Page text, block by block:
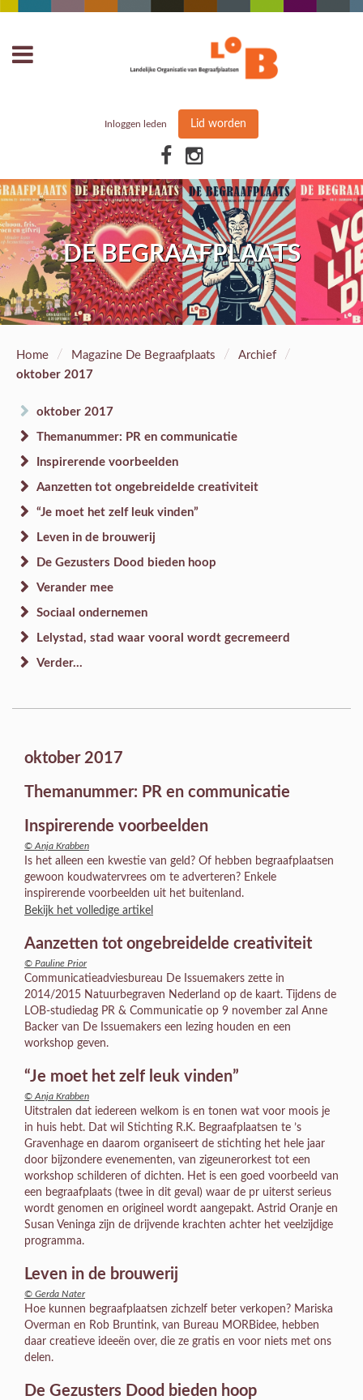
Inloggen leden Lid worden
DE BEGRAAFPLAATS
Home / Magazine De Begraafplaats / Archief /
oktober 2017
oktober 2017
Themanummer: PR en communicatie
Inspirerende voorbeelden
Aanzetten tot ongebreidelde creativiteit
“Je moet het zelf leuk vinden”
Leven in de brouwerij
De Gezusters Dood bieden hoop
Verander mee
Sociaal ondernemen
Lelystad, stad waar vooral wordt gecremeerd
Verder...
oktober 2017
Themanummer: PR en communicatie
Inspirerende voorbeelden
© Anja Krabben
Is het alleen een kwestie van geld? Of hebben begraafplaatsen
gewoon koudwatervrees om te adverteren? Enkele
inspirerende voorbeelden uit het buitenland.
Bekijk het volledige artikel
Aanzetten tot ongebreidelde creativiteit
© Pauline Prior
Communicatieadviesbureau De Issuemakers zette in
2014/2015 Natuurbegraven Nederland op de kaart. Tijdens de
LOB-studiedag PR & Communicatie op 9 november zal Anne
Backer van De Issuemakers een lezing houden en een
workshop geven.
“Je moet het zelf leuk vinden”
© Anja Krabben
Uitstralen dat iedereen welkom is en tonen wat voor moois je
in huis hebt. Dat wil Stichting R.K. Begraafplaatsen te ’s
Gravenhage en daarom organiseert de stichting het hele jaar
door bijzondere evenementen, van zigeunerorkest tot een
workshop schilderen of dichten. Het is een goed voorbeeld van
een begraafplaats (twee in dit geval) waar de pr uiterst serieus
wordt genomen en origineel wordt aangepakt. Astrid Oranje en
Susan Veninga zijn de drijvende krachten achter het veelzijdige
programma.
Leven in de brouwerij
© Gerda Nater
Hoe kunnen begraafplaatsen zichzelf beter verkopen? Mariska
Overman en Rob Bruntink, van Bureau MORBidee, hebben
daar creatieve ideeën over, die ze gratis en voor niets met ons
delen.
De Gezusters Dood bieden hoop